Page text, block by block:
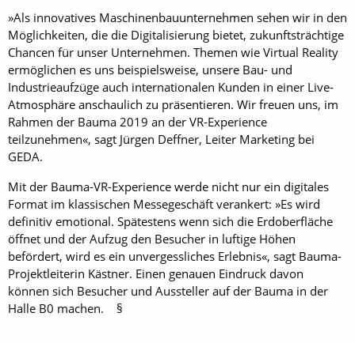
»Als innovatives Maschinenbauunternehmen sehen wir in den
Möglichkeiten, die die Digitalisierung bietet, zukunftsträchtige
Chancen für unser Unternehmen. Themen wie Virtual Reality
ermöglichen es uns beispielsweise, unsere Bau- und
Industrieaufzüge auch internationalen Kunden in einer Live-
Atmosphäre anschaulich zu präsentieren. Wir freuen uns, im
Rahmen der Bauma 2019 an der VR-Experience
teilzunehmen«, sagt Jürgen Deffner, Leiter Marketing bei
GEDA.
Mit der Bauma-VR-Experience werde nicht nur ein digitales
Format im klassischen Messegeschäft verankert: »Es wird
definitiv emotional. Spätestens wenn sich die Erdoberfläche
öffnet und der Aufzug den Besucher in luftige Höhen
befördert, wird es ein unvergessliches Erlebnis«, sagt Bauma-
Projektleiterin Kästner. Einen genauen Eindruck davon
können sich Besucher und Aussteller auf der Bauma in der
Halle B0 machen. §